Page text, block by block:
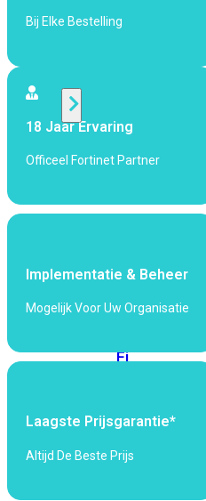
POE
Alle
Access
Wi-
Fi
Fi
6EWi-
7
Bij Elke Bestelling
18 Jaar Ervaring
Officeel Fortinet Partner
Implementatie & Beheer
Mogelijk Voor Uw Organisatie
Laagste Prijsgarantie*
Altijd De Beste Prijs